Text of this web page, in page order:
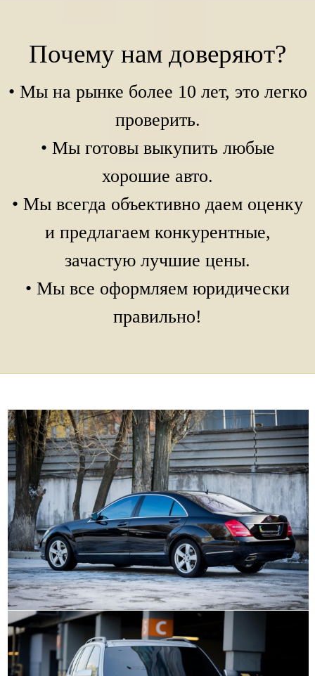
Почему нам доверяют?
• Мы на рынке более 10 лет, это легко
проверить.
• Мы готовы выкупить любые
хорошие авто.
• Мы всегда объективно даем оценку
и предлагаем конкурентные,
зачастую лучшие цены.
• Мы все оформляем юридически
правильно!